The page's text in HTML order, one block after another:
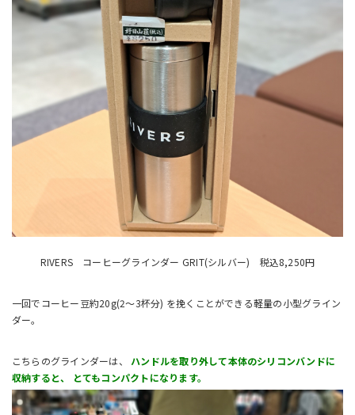
RIVERS コーヒーグラインダー GRIT(シルバー) 税込8,250円
一回でコーヒー豆約20g(2〜3杯分) を挽くことができる軽量の小型グライン
ダー。
こちらのグラインダーは、
ハンドルを取り外して本体のシリコンバンドに
収納すると、 とてもコンパクトになります。